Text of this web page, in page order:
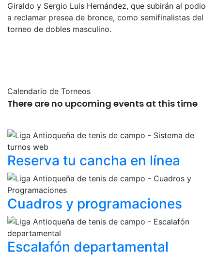
Giraldo y Sergio Luis Hernández, que subirán al podio
a reclamar presea de bronce, como semifinalistas del
torneo de dobles masculino.
Calendario de Torneos
There are no upcoming events at this time
Reserva tu cancha en línea
Cuadros y programaciones
Escalafón departamental